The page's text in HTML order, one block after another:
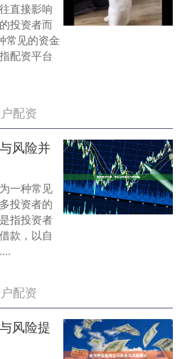
直接影响
投资者而
常见的资金
配资平台
配资
风险并
一种常见
投资者的
指投资者
款，以自
配资
风险提